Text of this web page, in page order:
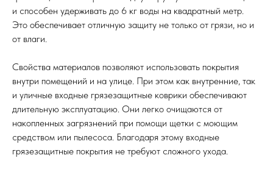
и способен удерживать до 6 кг воды на квадратный метр.
Это обеспечивает отличную защиту не только от грязи, но и
от влаги.
Свойства материалов позволяют использовать покрытия
внутри помещений и на улице. При этом как внутренние, так
и уличные входные грязезащитные коврики обеспечивают
длительную эксплуатацию. Они легко очищаются от
накопленных загрязнений при помощи щетки с моющим
средством или пылесоса. Благодаря этому входные
грязезащитные покрытия не требуют сложного ухода.